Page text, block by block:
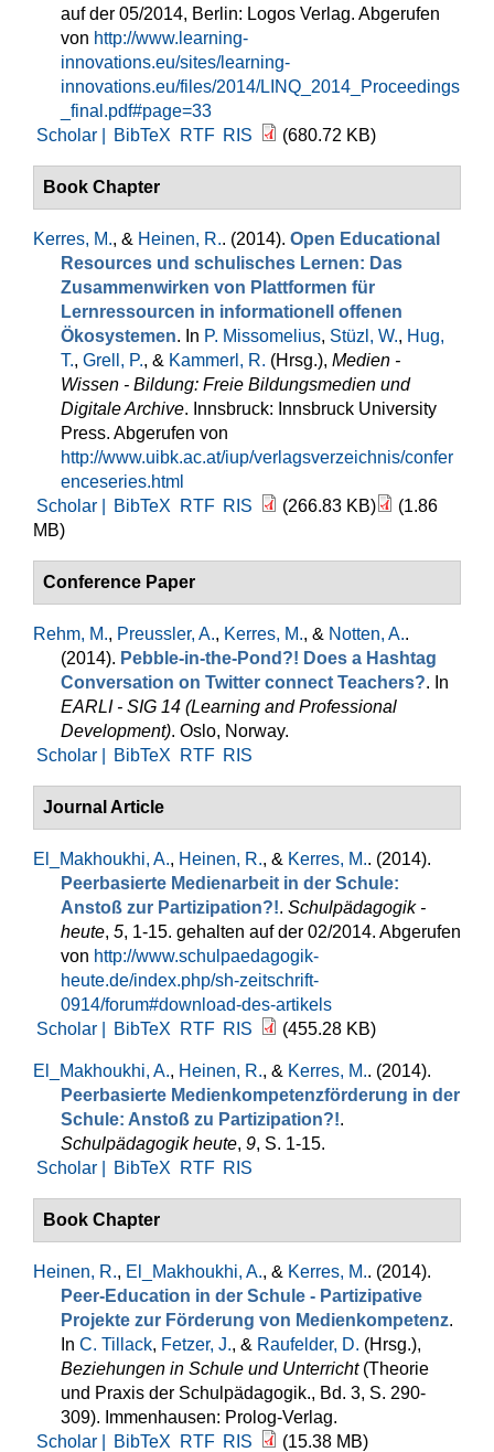
auf der 05/2014, Berlin: Logos Verlag. Abgerufen
von http://www.learning-
innovations.eu/sites/learning-
innovations.eu/files/2014/LINQ_2014_Proceedings
_final.pdf#page=33
Scholar |
BibTeX RTF RIS (680.72 KB)
Book Chapter
Kerres, M., & Heinen, R.. (2014). Open Educational
Resources und schulisches Lernen: Das
Zusammenwirken von Plattformen für
Lernressourcen in informationell offenen
Ökosystemen. In P. Missomelius, Stüzl, W., Hug,
T., Grell, P., & Kammerl, R. (Hrsg.), Medien -
Wissen - Bildung: Freie Bildungsmedien und
Digitale Archive. Innsbruck: Innsbruck University
Press. Abgerufen von
http://www.uibk.ac.at/iup/verlagsverzeichnis/confer
enceseries.html
Scholar |
BibTeX RTF RIS (266.83 KB)
(1.86
MB)
Conference Paper
Rehm, M., Preussler, A., Kerres, M., & Notten, A..
(2014). Pebble-in-the-Pond?! Does a Hashtag
Conversation on Twitter connect Teachers?. In
EARLI - SIG 14 (Learning and Professional
Development). Oslo, Norway.
Scholar |
BibTeX RTF RIS
Journal Article
El_Makhoukhi, A., Heinen, R., & Kerres, M.. (2014).
Peerbasierte Medienarbeit in der Schule:
Anstoß zur Partizipation?!. Schulpädagogik -
heute, 5, 1-15. gehalten auf der 02/2014. Abgerufen
von http://www.schulpaedagogik-
heute.de/index.php/sh-zeitschrift-
0914/forum#download-des-artikels
Scholar |
BibTeX RTF RIS (455.28 KB)
El_Makhoukhi, A., Heinen, R., & Kerres, M.. (2014).
Peerbasierte Medienkompetenzförderung in der
Schule: Anstoß zu Partizipation?!.
Schulpädagogik heute, 9, S. 1-15.
Scholar |
BibTeX RTF RIS
Book Chapter
Heinen, R., El_Makhoukhi, A., & Kerres, M.. (2014).
Peer-Education in der Schule - Partizipative
Projekte zur Förderung von Medienkompetenz.
In C. Tillack, Fetzer, J., & Raufelder, D. (Hrsg.),
Beziehungen in Schule und Unterricht(Theorie
und Praxis der Schulpädagogik., Bd. 3, S. 290-
309). Immenhausen: Prolog-Verlag.
Scholar |
BibTeX RTF RIS (15.38 MB)